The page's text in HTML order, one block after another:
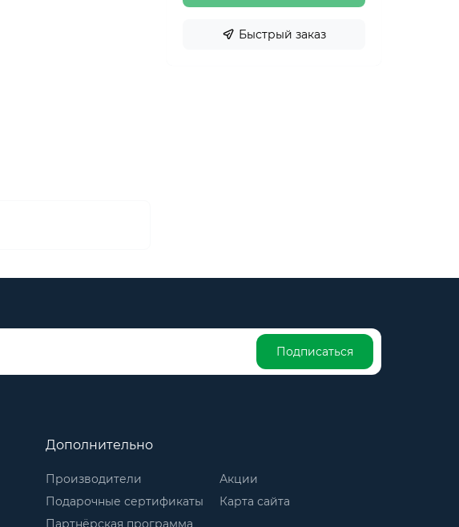
Быстрый заказ
Подписаться
Дополнительно
Производители
Подарочные сертификаты
Партнёрская программа
Акции
Карта сайта